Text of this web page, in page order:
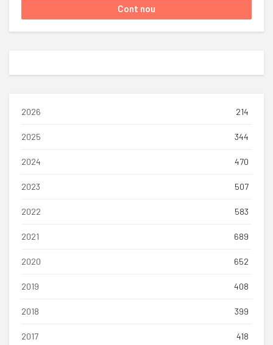
2026 214
2025 344
2024 470
2023 507
2022 583
2021 689
2020 652
2019 408
2018 399
2017 418